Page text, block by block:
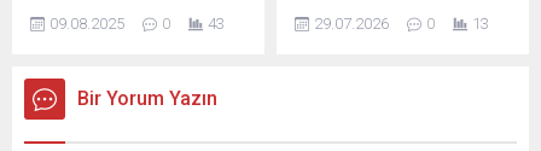
fiyatlı ürünleri ve sıcak
atmosferiyle 1 yılda 320 bin
Osmangazi Belediyesi’nin
gençlere sosyal, kültürel ve
09.08.2025 0 43
ardından alınan mutlak
butlan kararı, parti içinde
29.07.2026 0 13
Bir Yorum Yazın